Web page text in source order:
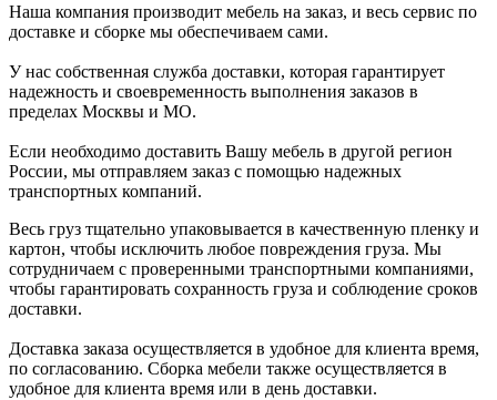
Наша компания производит мебель на заказ, и весь сервис по
доставке и сборке мы обеспечиваем сами.
У нас собственная служба доставки, которая гарантирует
надежность и своевременность выполнения заказов в
пределах Москвы и МО.
Если необходимо доставить Вашу мебель в другой регион
России, мы отправляем заказ с помощью надежных
транспортных компаний.
Весь груз тщательно упаковывается в качественную пленку и
картон, чтобы исключить любое повреждения груза. Мы
сотрудничаем с проверенными транспортными компаниями,
чтобы гарантировать сохранность груза и соблюдение сроков
доставки.
Доставка заказа осуществляется в удобное для клиента время,
по согласованию. Сборка мебели также осуществляется в
удобное для клиента время или в день доставки.